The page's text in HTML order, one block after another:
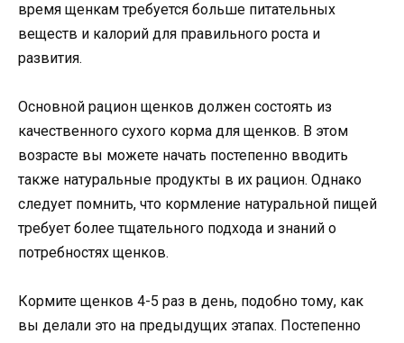
время щенкам требуется больше питательных
веществ и калорий для правильного роста и
развития.
Основной рацион щенков должен состоять из
качественного сухого корма для щенков. В этом
возрасте вы можете начать постепенно вводить
также натуральные продукты в их рацион. Однако
следует помнить, что кормление натуральной пищей
требует более тщательного подхода и знаний о
потребностях щенков.
Кормите щенков 4-5 раз в день, подобно тому, как
вы делали это на предыдущих этапах. Постепенно